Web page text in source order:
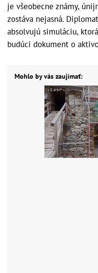
je všeobecne známy,
zostáva nejasná.
absolvujú simuláciu,
budúci dokument o
Mohlo by vás zaujímať: